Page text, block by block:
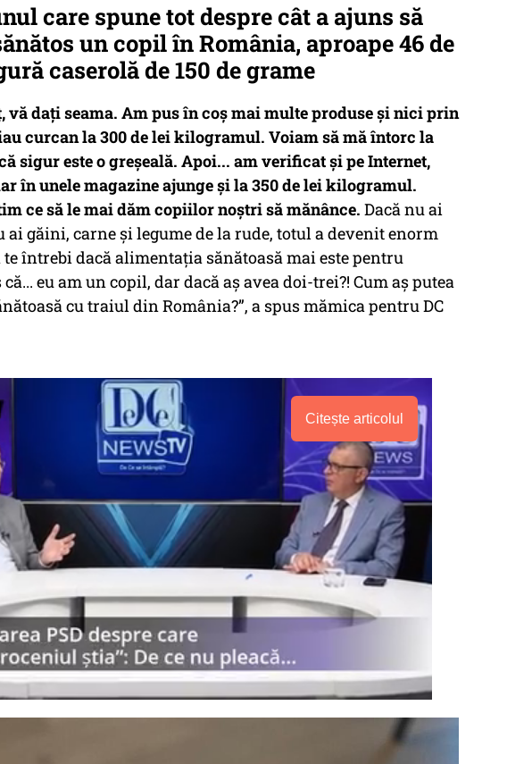
care spune tot despre cât a ajuns să
un copil în România, aproape 46 de
caserolă de 150 de grame
vă dați seama. Am pus în coș mai multe produse și nici prin
curcan la 300 de lei kilogramul. Voiam să mă întorc la
sigur este o greșeală. Apoi... am verificat și pe Internet,
în unele magazine ajunge și la 350 de lei kilogramul.
ce să le mai dăm copiilor noștri să mănânce. Dacă nu ai
găini, carne și legume de la rude, totul a devenit enorm
te întrebi dacă alimentația sănătoasă mai este pentru
eu am un copil, dar dacă aș avea doi-trei?! Cum aș putea
cu traiul din România?”, a spus mămica pentru DC
Citește articolul